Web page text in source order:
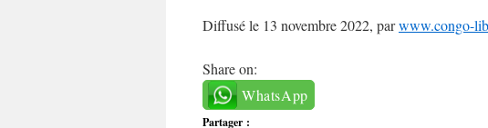
Diffusé le 13 novembre 2022, parwww.congo-
Share on:
WhatsApp
Partager :